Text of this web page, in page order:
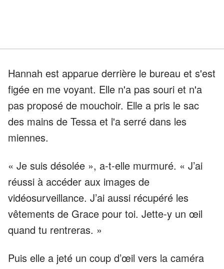
Hannah est apparue derrière le bureau et s'est
figée en me voyant. Elle n'a pas souri et n'a
pas proposé de mouchoir. Elle a pris le sac
des mains de Tessa et l'a serré dans les
miennes.
« Je suis désolée », a-t-elle murmuré. « J’ai
réussi à accéder aux images de
vidéosurveillance. J’ai aussi récupéré les
vêtements de Grace pour toi. Jette-y un œil
quand tu rentreras. »
Puis elle a jeté un coup d’œil vers la caméra